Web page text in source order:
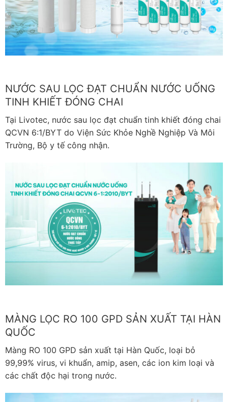
NƯỚC SAU LỌC ĐẠT CHUẨN NƯỚC UỐNG
TINH KHIẾT ĐÓNG CHAI
Tại Livotec, nước sau lọc đạt chuẩn tinh khiết đóng chai
QCVN 6:1/BYT do Viện Sức Khỏe Nghề Nghiệp Và Môi
Trường, Bộ y tế công nhận.
MÀNG LỌC RO 100 GPD SẢN XUẤT TẠI HÀN
QUỐC
Màng RO 100 GPD sản xuất tại Hàn Quốc, loại bỏ
99,99% virus, vi khuẩn, amip, asen, các ion kim loại và
các chất độc hại trong nước.